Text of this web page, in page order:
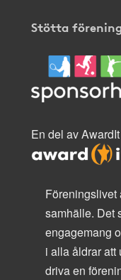
Stötta
En del av AwardIt
Föreningslivet
samhälle. Det
engagemang
i alla åldrar att
driva en